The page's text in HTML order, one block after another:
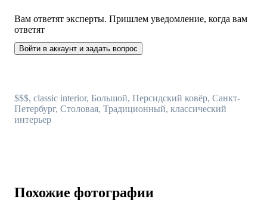
Вам ответят эксперты. Пришлем уведомление, когда вам
ответят
Войти в аккаунт и задать вопрос
$$$, classic interior, Большой, Персидский ковёр, Санкт-
Петербург, Столовая, Традиционный, классический
интерьер
Похожие фотографии